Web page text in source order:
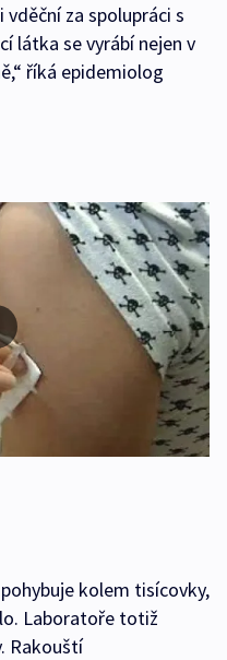
vděční za spolupráci s
látka se vyrábí nejen v
říká epidemiolog
kolem tisícovky,
Laboratoře totiž
Rakouští